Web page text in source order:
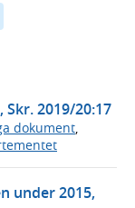
2019/20:17
dokument,
under 2015,